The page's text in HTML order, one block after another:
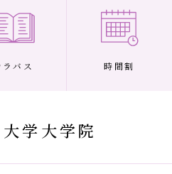
ラバス 時間割
学大学院